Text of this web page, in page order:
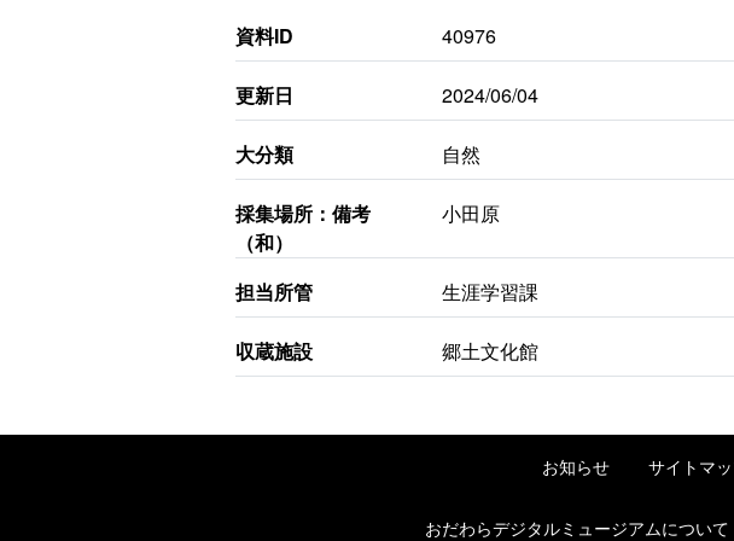
資料ID 40976
更新日 2024/06/04
大分類 自然
採集場所：備考
（和）
小田原
担当所管 生涯学習課
収蔵施設 郷土文化館
お知らせ サイトマ
おだわらデジタルミュージアムについて